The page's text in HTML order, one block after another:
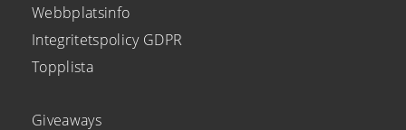
Webbplatsinfo
Integritetspolicy GDPR
Topplista
Giveaways